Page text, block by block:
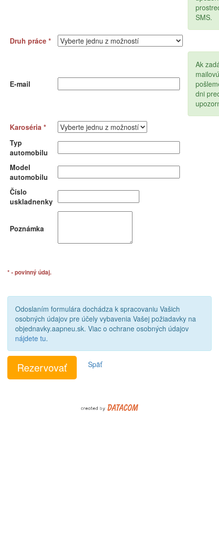
SMS.
Druh práce *
E-mail
Ak
dni
Karoséria *
Typ
automobilu
Model
automobilu
Číslo
uskladnenky
Poznámka
* - povinný údaj.
Odoslaním formulára dochádza k spracovaniu Vašich
osobných údajov pre účely vybavenia Vašej požiadavky na
objednavky.aapneu.sk. Viac o ochrane osobných údajov
nájdete tu.
Späť